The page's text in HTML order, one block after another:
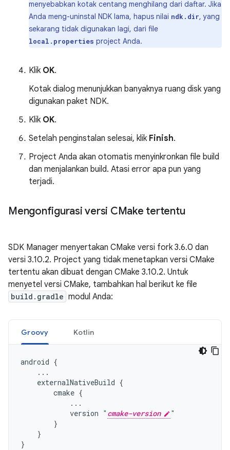
menyebabkan kotak centang menghilang dari daftar. Jika
Anda meng-uninstal NDK lama, hapus nilai ndk.dir, yang
sekarang tidak digunakan lagi, dari file
local.properties project Anda.
Klik OK.
Kotak dialog menunjukkan banyaknya ruang disk yang
digunakan paket NDK.
Klik OK.
Setelah penginstalan selesai, klik Finish.
Project Anda akan otomatis menyinkronkan file build
dan menjalankan build. Atasi error apa pun yang
terjadi.
Mengonfigurasi versi CMake tertentu
SDK Manager menyertakan CMake versi fork 3.6.0 dan
versi 3.10.2. Project yang tidak menetapkan versi CMake
tertentu akan dibuat dengan CMake 3.10.2. Untuk
menyetel versi CMake, tambahkan hal berikut ke file
build.gradle modul Anda:
Groovy Kotlin
android {
...
externalNativeBuild {
cmake {
...
version " cmake-version
"
}
}
}